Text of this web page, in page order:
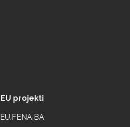
EU projekti
EU.FENA.BA